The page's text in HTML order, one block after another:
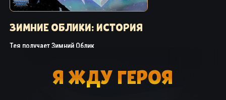
ЗИМНИЕ ОБЛИКИ: ИСТОРИЯ
Тея получает Зимний Облик
Я ЖДУ ГЕРОЯ